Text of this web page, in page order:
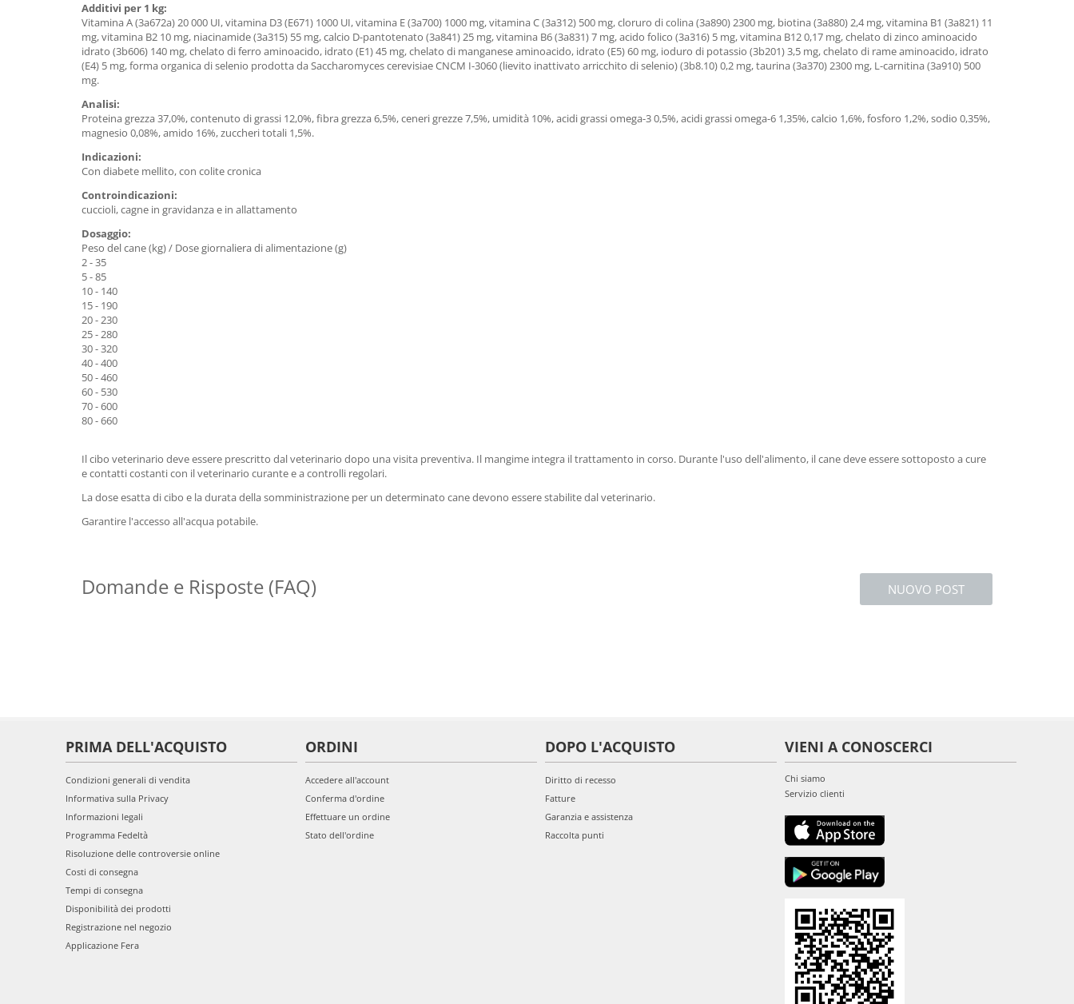
Additivi per 1 kg:
Vitamina A (3a672a) 20 000 UI, vitamina D3 (E671) 1000 UI, vitamina E (3a700) 1000 mg, vitamina C (3a312) 500 mg, cloruro di colina (3a890) 2300 mg, biotina (3a880) 2,4 mg, vitamina B1 (3a821) 11
mg, vitamina B2 10 mg, niacinamide (3a315) 55 mg, calcio D-pantotenato (3a841) 25 mg, vitamina B6 (3a831) 7 mg, acido folico (3a316) 5 mg, vitamina B12 0,17 mg, chelato di zinco aminoacido
idrato (3b606) 140 mg, chelato di ferro aminoacido, idrato (E1) 45 mg, chelato di manganese aminoacido, idrato (E5) 60 mg, ioduro di potassio (3b201) 3,5 mg, chelato di rame aminoacido, idrato
(E4) 5 mg, forma organica di selenio prodotta da Saccharomyces cerevisiae CNCM I-3060 (lievito inattivato arricchito di selenio) (3b8.10) 0,2 mg, taurina (3a370) 2300 mg, L-carnitina (3a910) 500
mg.
Analisi:
Proteina grezza 37,0%, contenuto di grassi 12,0%, fibra grezza 6,5%, ceneri grezze 7,5%, umidità 10%, acidi grassi omega-3 0,5%, acidi grassi omega-6 1,35%, calcio 1,6%, fosforo 1,2%, sodio 0,35%,
magnesio 0,08%, amido 16%, zuccheri totali 1,5%.
Indicazioni:
Con diabete mellito, con colite cronica
Controindicazioni:
cuccioli, cagne in gravidanza e in allattamento
Dosaggio:
Peso del cane (kg) / Dose giornaliera di alimentazione (g)
2 - 35
5 - 85
10 - 140
15 - 190
20 - 230
25 - 280
30 - 320
40 - 400
50 - 460
60 - 530
70 - 600
80 - 660
Il cibo veterinario deve essere prescritto dal veterinario dopo una visita preventiva. Il mangime integra il trattamento in corso. Durante l'uso dell'alimento, il cane deve essere sottoposto a cure
e contatti costanti con il veterinario curante e a controlli regolari.
La dose esatta di cibo e la durata della somministrazione per un determinato cane devono essere stabilite dal veterinario.
Garantire l'accesso all'acqua potabile.
NUOVO POST
Domande e Risposte (FAQ)
PRIMA DELL'ACQUISTO
Condizioni generali di vendita
Informativa sulla Privacy
Informazioni legali
Programma Fedeltà
Risoluzione delle controversie online
Costi di consegna
Tempi di consegna
Disponibilità dei prodotti
Registrazione nel negozio
Applicazione Fera
ORDINI
Accedere all'account
Conferma d'ordine
Effettuare un ordine
Stato dell'ordine
DOPO L'ACQUISTO
Diritto di recesso
Fatture
Garanzia e assistenza
Raccolta punti
VIENI A CONOSCERCI
Chi siamo
Servizio clienti